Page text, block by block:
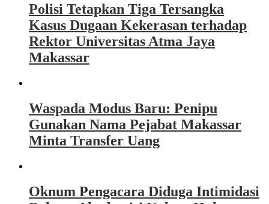
Polisi Tetapkan Tiga Tersangka
Kasus Dugaan Kekerasan terhadap
Rektor Universitas Atma Jaya
Makassar
Waspada Modus Baru: Penipu
Gunakan Nama Pejabat Makassar
Minta Transfer Uang
Oknum Pengacara Diduga Intimidasi